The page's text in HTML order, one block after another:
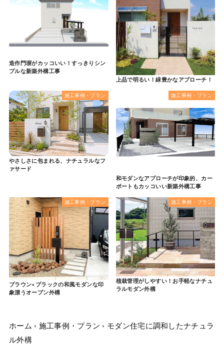
造作門塀がカッコいい！すっきりシン
プルな新築外構工事
上品で明るい！緑豊かなアプローチ！
施工事例・プラン
やさしさに包まれる、ナチュラルなフ
ァサード
施工事例・プラン
和モダンなアプローチが印象的、カー
ポートもカッコいい新築外構工事
施工事例・プラン
ブラウン×ブラックの和風モダンな印
象漂うオープン外構
施工事例・プラン
植栽管理がしやすい！お手軽なナチュ
ラルモダン外構
ホーム › 施工事例・プラン › モダン住宅に調和したナチュラ
ル外構